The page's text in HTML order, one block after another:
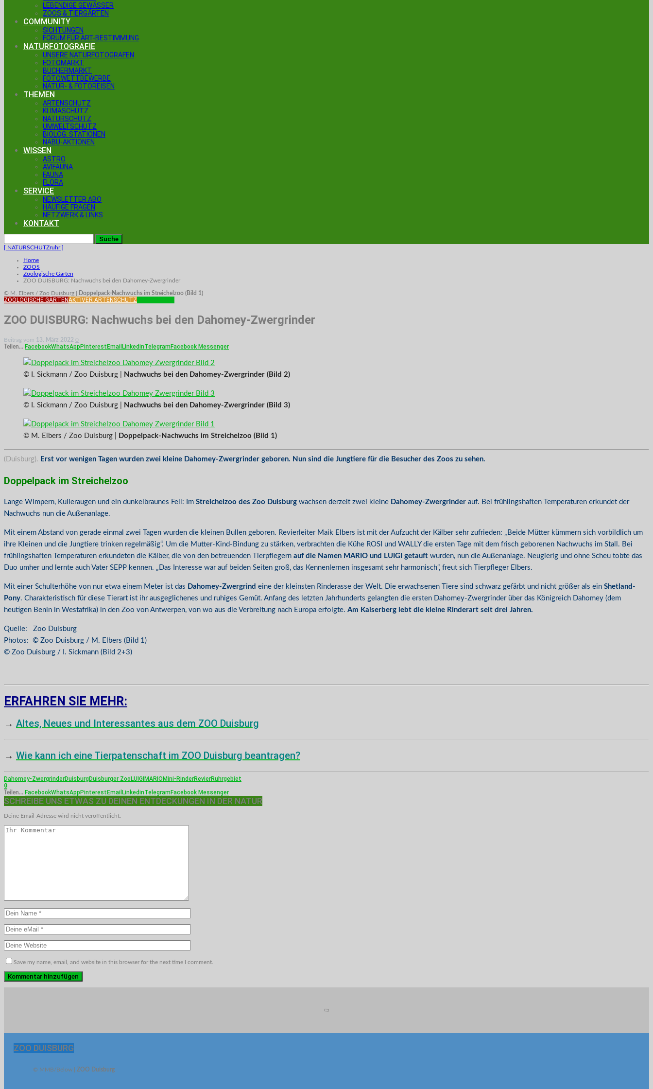
LEBENDIGE GEWÄSSER
ZOOS & TIERGÄRTEN
COMMUNITY
SICHTUNGEN
FORUM FÜR ART-BESTIMMUNG
NATURFOTOGRAFIE
UNSERE NATURFOTOGRAFEN
FOTOMARKT
BÜCHERMARKT
FOTOWETTBEWERBE
NATUR- & FOTOREISEN
THEMEN
ARTENSCHUTZ
KLIMASCHUTZ
NATURSCHUTZ
UMWELTSCHUTZ
BIOLOG. STATIONEN
NABU-AKTIONEN
WISSEN
ASTRO
AVIFAUNA
FAUNA
FLORA
SERVICE
NEWSLETTER ABO
HÄUFIGE FRAGEN
NETZWERK & LINKS
KONTAKT
[ NATURSCHUTZruhr ]
Home
ZOOS
Zoologische Gärten
ZOO DUISBURG: Nachwuchs bei den Dahomey-Zwergrinder
© M. Elbers / Zoo Duisburg | Doppelpack-Nachwuchs im Streichelzoo (Bild 1)
ZOOLOGISCHE GÄRTENAKTIVER ARTENSCHUTZ
ZOO DUISBURG: Nachwuchs bei den Dahomey-Zwergrinder
Beitrag vom 13. März 2022 0
Teilen... FacebookWhatsAppPinterestEmail LinkedinTelegramFacebook Messenger
© I. Sickmann / Zoo Duisburg | Nachwuchs bei den Dahomey-Zwergrinder (Bild 2)
© I. Sickmann / Zoo Duisburg | Nachwuchs bei den Dahomey-Zwergrinder (Bild 3)
© M. Elbers / Zoo Duisburg | Doppelpack-Nachwuchs im Streichelzoo (Bild 1)
(Duisburg). Erst vor wenigen Tagen wurden zwei kleine Dahomey-Zwergrinder geboren. Nun sind die Jungtiere für die Besucher des Zoos zu sehen.
Doppelpack im Streichelzoo
Lange Wimpern, Kulleraugen und ein dunkelbraunes Fell: Im Streichelzoo des Zoo Duisburg wachsen derzeit zwei kleine Dahomey-Zwergrinder auf. Bei frühlingshaften Temperaturen erkundet der
Nachwuchs nun die Außenanlage.
Mit einem Abstand von gerade einmal zwei Tagen wurden die kleinen Bullen geboren. Revierleiter Maik Elbers ist mit der Aufzucht der Kälber sehr zufrieden: „Beide Mütter kümmern sich vorbildlich um
ihre Kleinen und die Jungtiere trinken regelmäßig“. Um die Mutter-Kind-Bindung zu stärken, verbrachten die Kühe ROSI und WALLY die ersten Tage mit dem frisch geborenen Nachwuchs im Stall. Bei
frühlingshaften Temperaturen erkundeten die Kälber, die von den betreuenden Tierpflegern auf die Namen MARIO und LUIGI getauft wurden, nun die Außenanlage. Neugierig und ohne Scheu tobte das
Duo umher und lernte auch Vater SEPP kennen. „Das Interesse war auf beiden Seiten groß, das Kennenlernen insgesamt sehr harmonisch“, freut sich Tierpfleger Elbers.
Mit einer Schulterhöhe von nur etwa einem Meter ist das Dahomey-Zwergrind eine der kleinsten Rinderasse der Welt. Die erwachsenen Tiere sind schwarz gefärbt und nicht größer als ein Shetland-
Pony. Charakteristisch für diese Tierart ist ihr ausgeglichenes und ruhiges Gemüt. Anfang des letzten Jahrhunderts gelangten die ersten Dahomey-Zwergrinder über das Königreich Dahomey (dem
heutigen Benin in Westafrika) in den Zoo von Antwerpen, von wo aus die Verbreitung nach Europa erfolgte. Am Kaiserberg lebt die kleine Rinderart seit drei Jahren.
Quelle: Zoo Duisburg
Photos: © Zoo Duisburg / M. Elbers (Bild 1)
© Zoo Duisburg / I. Sickmann (Bild 2+3)
ERFAHREN SIE MEHR:
→ Altes, Neues und Interessantes aus dem ZOO Duisburg
→ Wie kann ich eine Tierpatenschaft im ZOO Duisburg beantragen?
Dahomey-ZwergrinderDuisburgDuisburger Zoo LUIGI MARIO Mini-RinderRevierRuhrgebiet
0
Teilen... FacebookWhatsApp Pinterest Email LinkedinTelegramFacebook Messenger
SCHREIBE UNS ETWAS ZU DEINEN ENTDECKUNGEN IN DER NATUR
Deine Email-Adresse wird nicht veröffentlicht.
Save my name, email, and website in this browser for the next time I comment.
ZOO DUISBURG
© MMB/Below | ZOO Duisburg